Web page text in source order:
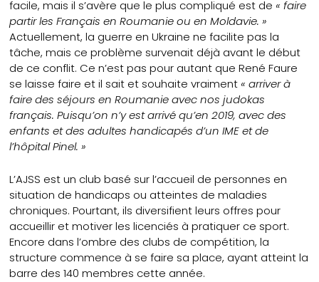
facile, mais il s’avère que le plus compliqué est de« faire
partir les Français en Roumanie ou en Moldavie. »
Actuellement, la guerre en Ukraine ne facilite pas la
tâche, mais ce problème survenait déjà avant le début
de ce conflit. Ce n’est pas pour autant que René Faure
se laisse faire et il sait et souhaite vraiment« arriver à
faire des séjours en Roumanie avec nos judokas
français. Puisqu’on n’y est arrivé qu’en 2019, avec des
enfants et des adultes handicapés d’un IME et de
l’hôpital Pinel. »
L’AJSS est un club basé sur l’accueil de personnes en
situation de handicaps ou atteintes de maladies
chroniques. Pourtant, ils diversifient leurs offres pour
accueillir et motiver les licenciés à pratiquer ce sport.
Encore dans l’ombre des clubs de compétition, la
structure commence à se faire sa place, ayant atteint la
barre des 140 membres cette année.